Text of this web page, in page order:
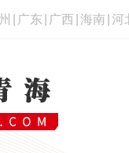
广东 广西 海南 河